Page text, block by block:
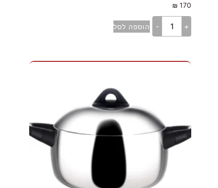
170
₪
+
- הוספה לסל